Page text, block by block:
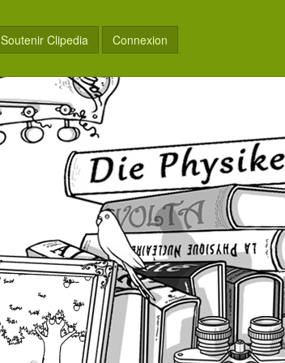
Soutenir Clipedia Connexion